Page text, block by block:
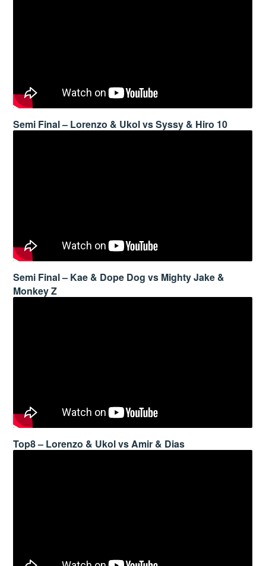
Semi Final – Lorenzo & Ukol vs Syssy & Hiro 10
Semi Final – Kae & Dope Dog vs Mighty Jake &
Monkey Z
Top8 – Lorenzo & Ukol vs Amir & Dias